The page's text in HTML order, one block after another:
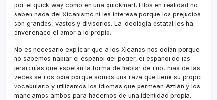
por el quick way como en una quickmart. Ellos en realidad no
saben nada del Xicanismo ni les interesa porque los prejucios
son grandes, vastos y divisorios. La ideologí­a estatal les ha
envenenado el amor a lo propio.
No es necesario explicar que a los Xicanos nos odian porque
no sabemos hablar el español del poder, el español de las
jerarquí­as que espetan la forma de hablar de uno, mas de las
veces se nos odia porque somos una raza que tiene su propio
vocabulario y utilizamos los idiomas que permean Aztlán y los
manejamos ambos para hacernos de una identidad propia.